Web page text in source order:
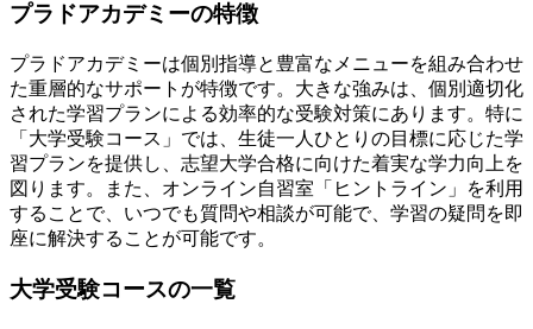
プラドアカデミーの特徴
プラドアカデミーは個別指導と豊富なメニューを組み合わせ
た重層的なサポートが特徴です。大きな強みは、個別適切化
された学習プランによる効率的な受験対策にあります。特に
「大学受験コース」では、生徒一人ひとりの目標に応じた学
習プランを提供し、志望大学合格に向けた着実な学力向上を
図ります。また、オンライン自習室「ヒントライン」を利用
することで、いつでも質問や相談が可能で、 学習の疑問を即
座に解決することが可能です。
大学受験コースの一覧